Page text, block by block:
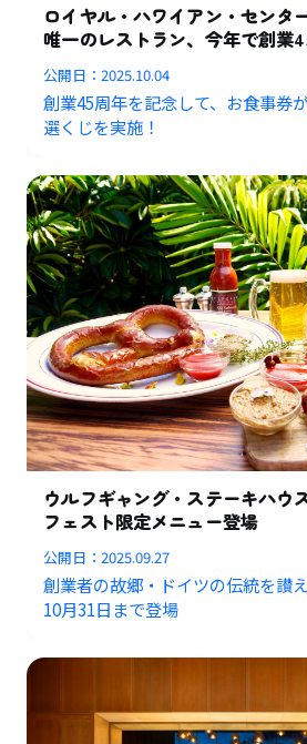
ロイヤル・ハワイアン・センタ
唯一のレストラン、今年で創業
公開日：2025.10.04
創業45周年を記念して、お食事券
選くじを実施！
ウルフギャング・ステーキハウ
フェスト限定メニュー登場
公開日：2025.09.27
創業者の故郷・ドイツの伝統を讃
10月31日まで登場